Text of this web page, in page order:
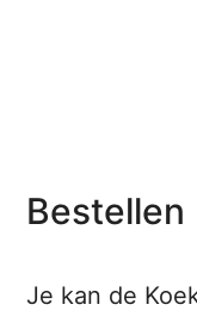
Bestellen
Je kan de